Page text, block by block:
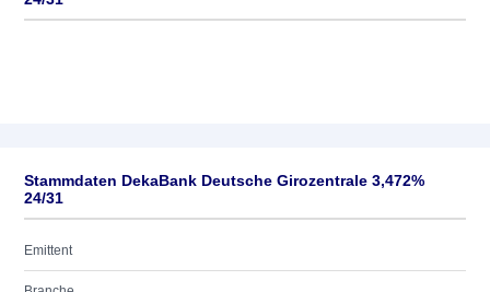
Stammdaten DekaBank Deutsche Girozentrale 3,472%
24/31
Emittent